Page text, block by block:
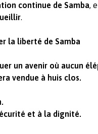
continue de Samba,
.
la liberté de Samba
un avenir où aucun
vendue à huis clos.
et à la dignité.